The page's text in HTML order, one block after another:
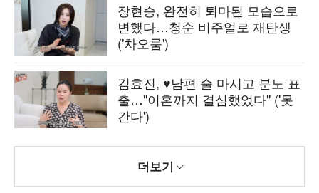
장현승, 완전히 퇴마된 모습으로
변했다…청순 비주얼로 재탄생
('차오룸')
김효진, ♥남편 술 마시고 분노 표
출…"이혼까지 결심했었다" ('못
간다')
더보기